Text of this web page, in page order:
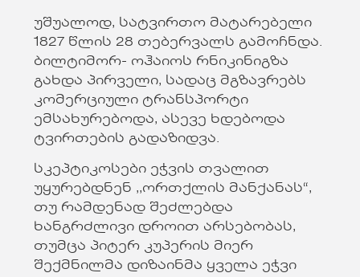
უშუალოდ, სატვირთო მატარებელი
1827 წლის 28 თებერვალს გამოჩნდა.
ბილტიმორ- ოჰაიოს რნიკინიგზა
გახდა პირველი, სადაც მგზავრებს
კომერციული ტრანსპორტი
ემსახურებოდა, ასევე ხდებოდა
ტვირთების გადაზიდვა.
სკეპტიკოსები ეჭვის თვალით
უყურებდნენ ,,ორთქლის მანქანას“,
თუ რამდენად შეძლებდა
ხანგრძლივი დროით არსებობას,
თუმცა პიტერ კუპერის მიერ
შექმნილმა დიზაინმა ყველა ეჭვი